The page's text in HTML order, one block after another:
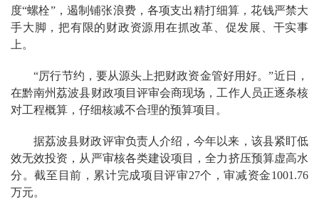
度“螺栓”，遏制铺张浪费，各项支出精打细算，花钱严禁大
手大脚，把有限的财政资源用在抓改革、促发展、干实事
上。
“厉行节约，要从源头上把财政资金管好用好。”近日，
在黔南州荔波县财政项目评审会商现场，工作人员正逐条核
对工程概算，仔细核减不合理的预算项目。
据荔波县财政评审负责人介绍，今年以来，该县紧盯低
效无效投资，从严审核各类建设项目，全力挤压预算虚高水
分。截至目前，累计完成项目评审27个，审减资金1001.76
万元。